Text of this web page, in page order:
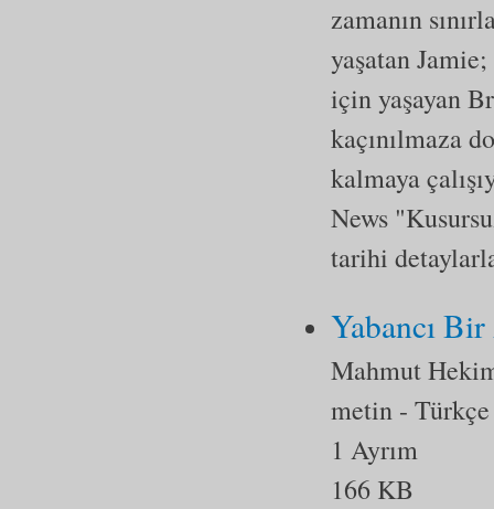
zamanın
yaşatan
için yaşayan
kaçınılmaza
kalmaya
News
tarihi
Yabancı
Mahmut
metin - Türkçe
1 Ayrım
166 KB